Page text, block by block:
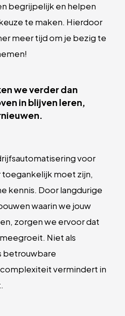
begrijpelijk en helpen
te maken. Hierdoor
meer tijd om je bezig te
we verder dan
in blijven leren,
voor
moet zijn,
kennis. Door langdurige
waarin we jouw
zorgen we ervoor dat
Niet als
betrouwbare
vermindert in